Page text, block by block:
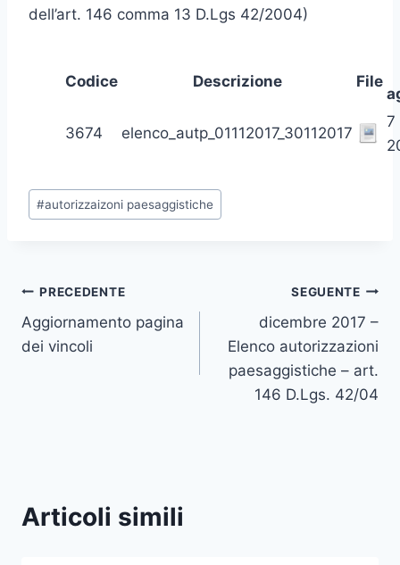
dell’art. 146 comma 13 D.Lgs 42/2004)
Codice Descrizione File
3674 elenco_autp_01112017_30112017
7
Tag
articolo:
#autorizzaizoni paesaggistiche
Navigazione
articoli
PRECEDENTE
Aggiornamento pagina
dei vincoli
SEGUENTE
dicembre 2017 –
Elenco autorizzazioni
paesaggistiche – art.
146 D.Lgs. 42/04
Articoli simili